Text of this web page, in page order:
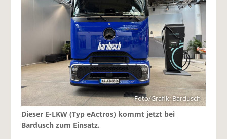
Foto/Grafik: Bardusch
Dieser E-LKW (Typ eActros) kommt jetzt bei
Bardusch zum Einsatz.